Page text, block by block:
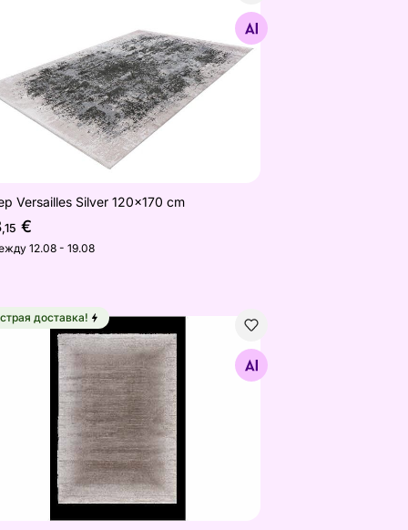
Найдите похожие
Versailles Silver 120x170 cm
,15 €
12.08 - 19.08
Feeling Beige 160x230 см
Найдите похожие
доставка!